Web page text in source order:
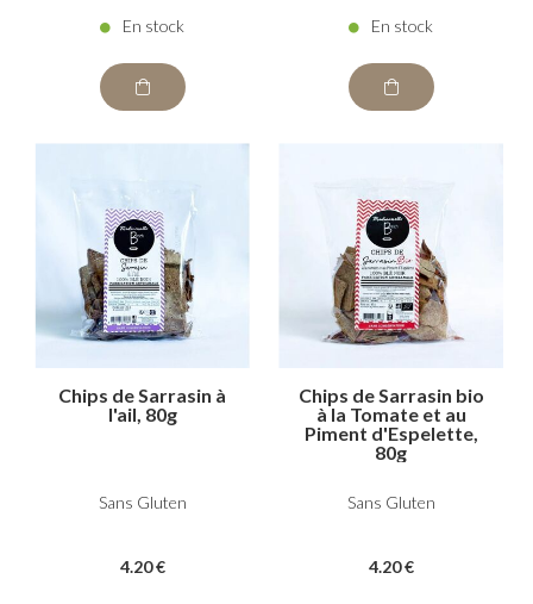
En stock En stock
Chips de Sarrasin à
l'ail, 80g
Sans Gluten
4.20 €
Chips de Sarrasin bio
à la Tomate et au
Piment d'Espelette,
80g
Sans Gluten
4.20 €